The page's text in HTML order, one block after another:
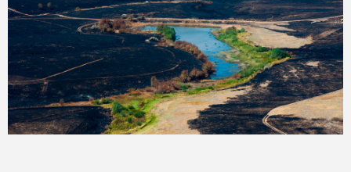
Научные подразделения
Администрация
Сотрудники
Отчетность